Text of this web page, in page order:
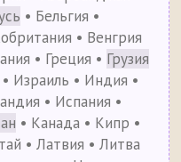
• Бельгия •
• Венгрия
• Греция • Грузия
Израиль • Индия •
• Испания •
• Канада • Кипр •
• Латвия • Литва